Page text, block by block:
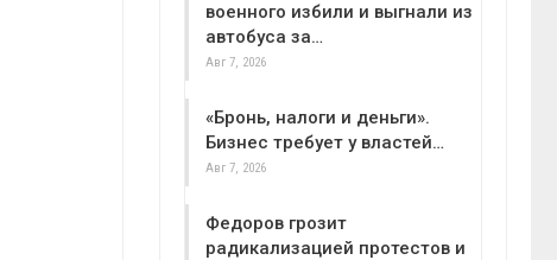
военного избили и выгнали из
автобуса за…
Авг 7, 2026
«Бронь, налоги и деньги».
Бизнес требует у властей…
Авг 7, 2026
Федоров грозит
радикализацией протестов и